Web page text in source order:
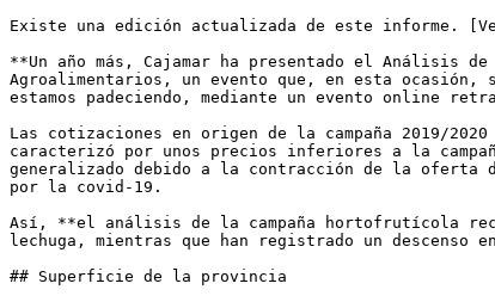
Existe una edición actualizada de este informe.
**Un año más, Cajamar ha presentado el Análisis
Agroalimentarios, un evento que, en esta
estamos padeciendo, mediante un evento online
Las cotizaciones en origen de la campaña 2019/
caracterizó por unos precios inferiores a la
generalizado debido a la contracción de la oferta
por la covid-19.
Así, **el análisis de la campaña hortofrutícola
lechuga, mientras que han registrado un
## Superficie de la provincia